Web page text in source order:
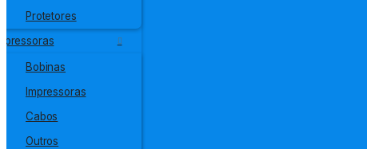
Protetores
Bobinas
Impressoras
Cabos
Outros